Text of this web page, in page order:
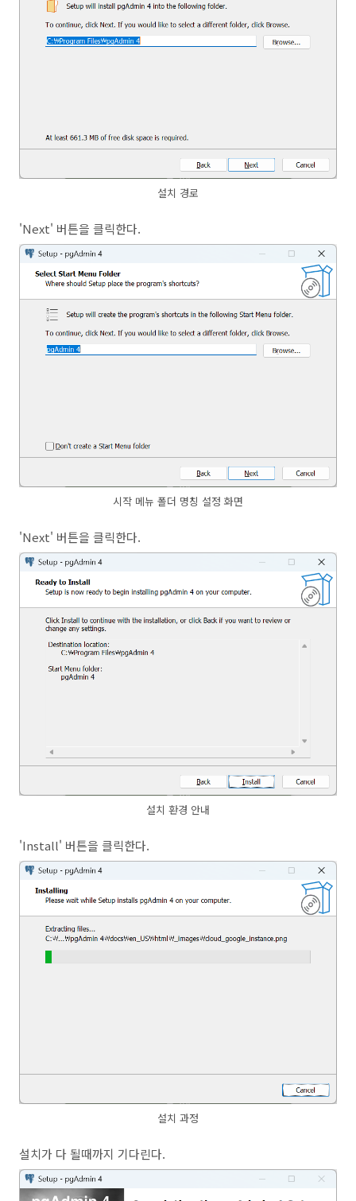
설치 경로
'Next' 버튼을 클릭한다.
시작 메뉴 폴더 명칭 설정 화면
'Next' 버튼을 클릭한다.
설치 환경 안내
'Install' 버튼을 클릭한다.
설치 과정
설치가 다 될때까지 기다린다.